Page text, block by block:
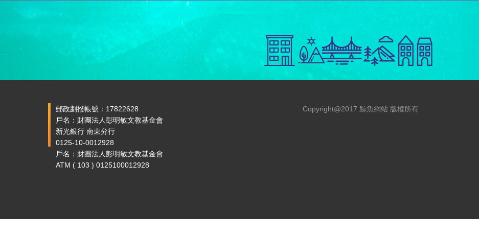
郵政劃撥帳號：17822628
戶名：財團法人彭明敏文教基金會
新光銀行 南東分行
0125-10-0012928
戶名：財團法人彭明敏文教基金會
ATM ( 103 ) 0125100012928
Copyright@2017 鯨魚網站 版權所有